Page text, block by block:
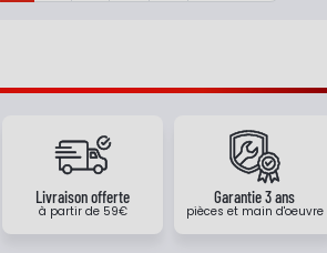
Livraison offerte
à partir de 59€
Garantie 3 ans
pièces et main d'oeuvre